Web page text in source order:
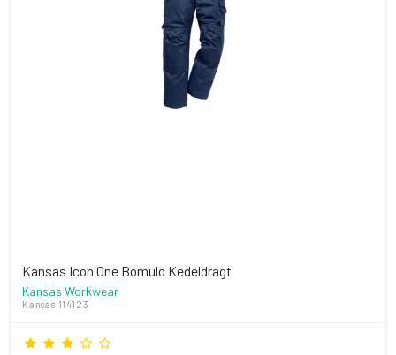
Kansas Icon One Bomuld Kedeldragt
Kansas Workwear
Kansas 114123